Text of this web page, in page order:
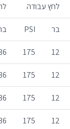
לחץ עבודה
בר PSI
12
175
12
175
12
175
12
175